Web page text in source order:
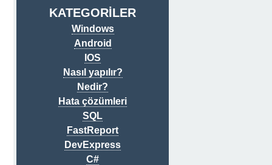
KATEGORİLER
Windows
Android
IOS
Nasıl yapılır?
Nedir?
Hata çözümleri
SQL
FastReport
DevExpress
C#